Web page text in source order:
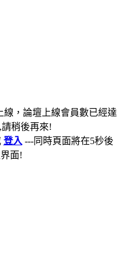
線，論壇上線會員數已經達
請稍後再來!
登入 ---同時頁面將在5秒後
面!